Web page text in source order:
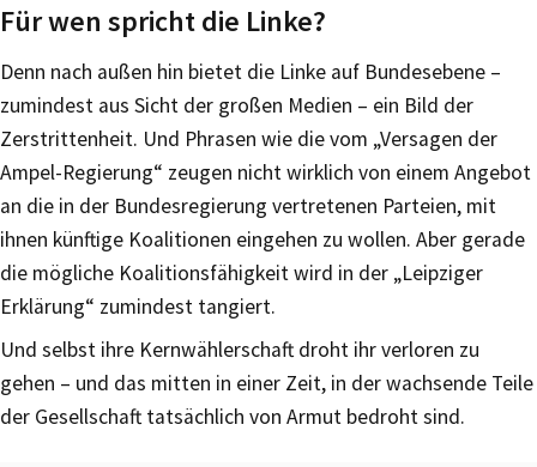
Für wen spricht die Linke?
Denn nach außen hin bietet die Linke auf Bundesebene –
zumindest aus Sicht der großen Medien – ein Bild der
Zerstrittenheit. Und Phrasen wie die vom „Versagen der
Ampel-Regierung“ zeugen nicht wirklich von einem Angebot
an die in der Bundesregierung vertretenen Parteien, mit
ihnen künftige Koalitionen eingehen zu wollen. Aber gerade
die mögliche Koalitionsfähigkeit wird in der „Leipziger
Erklärung“ zumindest tangiert.
Und selbst ihre Kernwählerschaft droht ihr verloren zu
gehen – und das mitten in einer Zeit, in der wachsende Teile
der Gesellschaft tatsächlich von Armut bedroht sind.